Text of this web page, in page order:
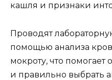
кашля и признаки
Проводят
помощью анализа
мокроту, что помогает
и правильно выбрать